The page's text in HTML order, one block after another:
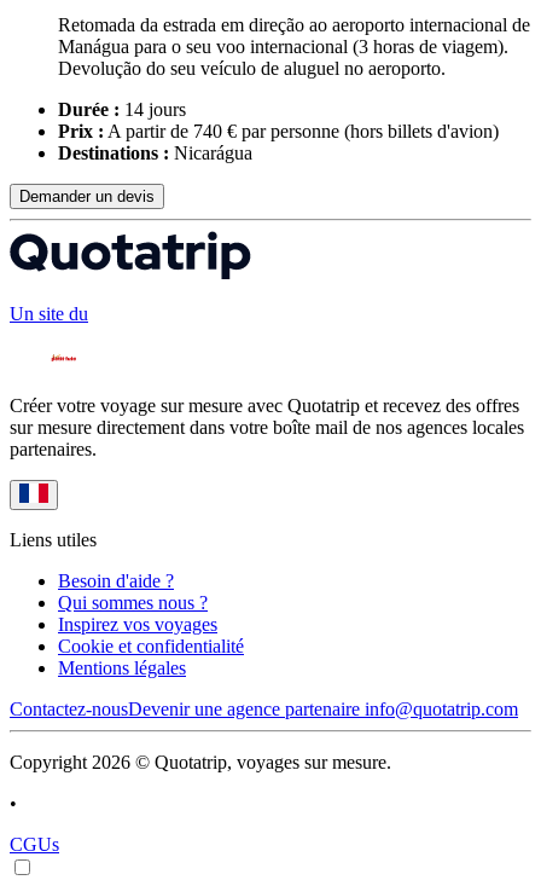
Retomada da estrada em direção ao aeroporto internacional de
Manágua para o seu voo internacional (3 horas de viagem).
Devolução do seu veículo de aluguel no aeroporto.
Durée : 14 jours
Prix : A partir de 740 € par personne (hors billets d'avion)
Destinations : Nicarágua
Demander un devis
Un site du
Créer votre voyage sur mesure avec Quotatrip et recevez des offres
sur mesure directement dans votre boîte mail de nos agences locales
partenaires.
Liens utiles
Besoin d'aide ?
Qui sommes nous ?
Inspirez vos voyages
Cookie et confidentialité
Mentions légales
Contactez-nousDevenir une agence partenaire info@quotatrip.com
Copyright 2026 © Quotatrip, voyages sur mesure.
•
CGUs